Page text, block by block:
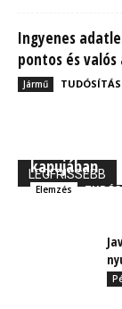
Ingyenes
pontos és
Jármű TUDÓSÍTÁS
LEGFRISSEBB
kapujában
Elemzés